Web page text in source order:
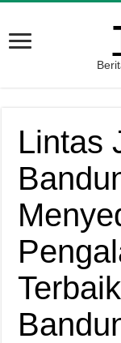
Lintas